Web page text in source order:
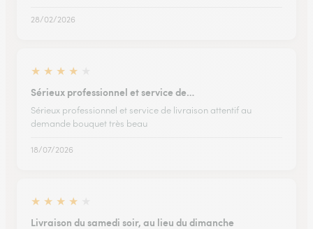
28/02/2026
★ ★ ★ ★
Sérieux professionnel et service de…
Sérieux professionnel et service de livraison attentif au
demande bouquet très beau
18/07/2026
★ ★ ★ ★
Livraison du samedi soir, au lieu du dimanche